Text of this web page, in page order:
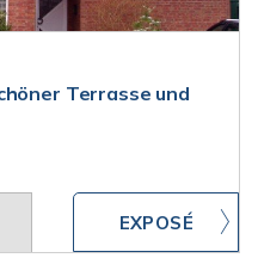
Terrasse und